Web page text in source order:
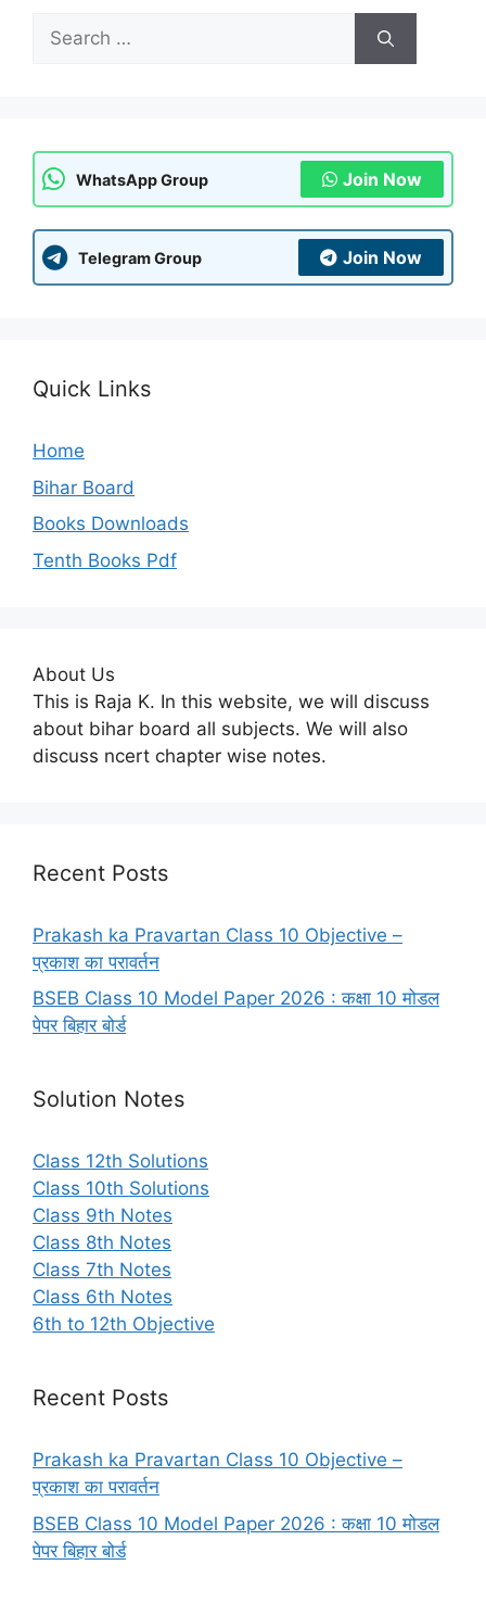
Search
for:
WhatsApp Group Join Now
Telegram Group Join Now
Quick Links
Home
Bihar Board
Books Downloads
Tenth Books Pdf
About Us
This is Raja K. In this website, we will discuss
about bihar board all subjects. We will also
discuss ncert chapter wise notes.
Recent Posts
Prakash ka Pravartan Class 10 Objective –
प्रकाश का परावर्तन
BSEB Class 10 Model Paper 2026 : कक्षा 10 मोडल
पेपर बिहार बोर्ड
Solution Notes
Class 12th Solutions
Class 10th Solutions
Class 9th Notes
Class 8th Notes
Class 7th Notes
Class 6th Notes
6th to 12th Objective
Recent Posts
Prakash ka Pravartan Class 10 Objective –
प्रकाश का परावर्तन
BSEB Class 10 Model Paper 2026 : कक्षा 10 मोडल
पेपर बिहार बोर्ड